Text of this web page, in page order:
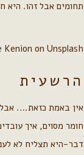
תחומים אבל זהו. היא
on Unsplash
הרשעית
אין באמת כזאת…. אבל
חומר מסוים, איך
דבר-היא תצליח לא